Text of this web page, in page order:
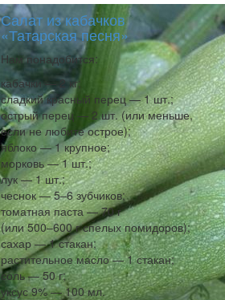
Салат из кабачков
«Татарская песня»
Нам понадобится:
кабачки — 2 кг;
сладкий красный перец — 1 шт.;
острый перец — 2 шт. (или меньше,
если не любите острое);
яблоко — 1 крупное;
морковь — 1 шт.;
лук — 1 шт.;
чеснок — 5–6 зубчиков;
томатная паста — 70 г
(или 500–600 г спелых помидоров);
сахар — 1 стакан;
растительное масло — 1 стакан;
соль — 50 г;
уксус 9% — 100 мл.